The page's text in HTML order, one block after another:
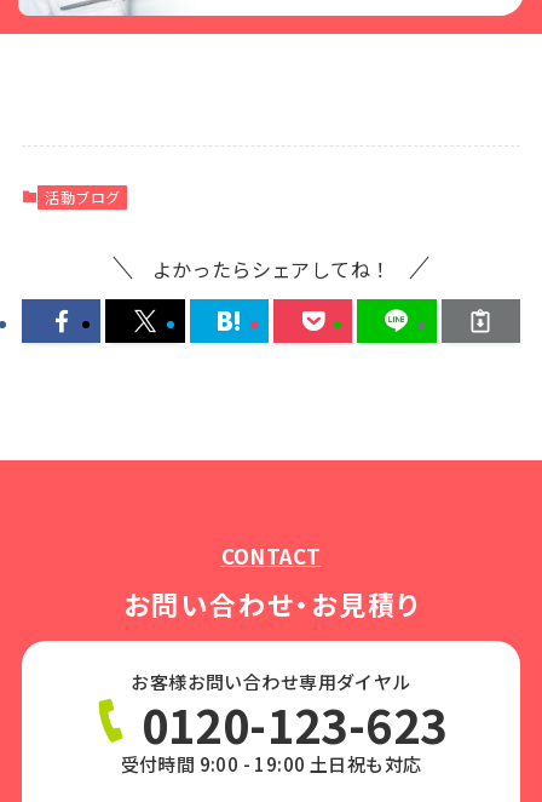
活動ブログ
よかったらシェアしてね！
CONTACT
お問い合わせ・お見積り
お客様お問い合わせ専用ダイヤル
0120-123-623
受付時間 9:00 - 19:00 土日祝も対応